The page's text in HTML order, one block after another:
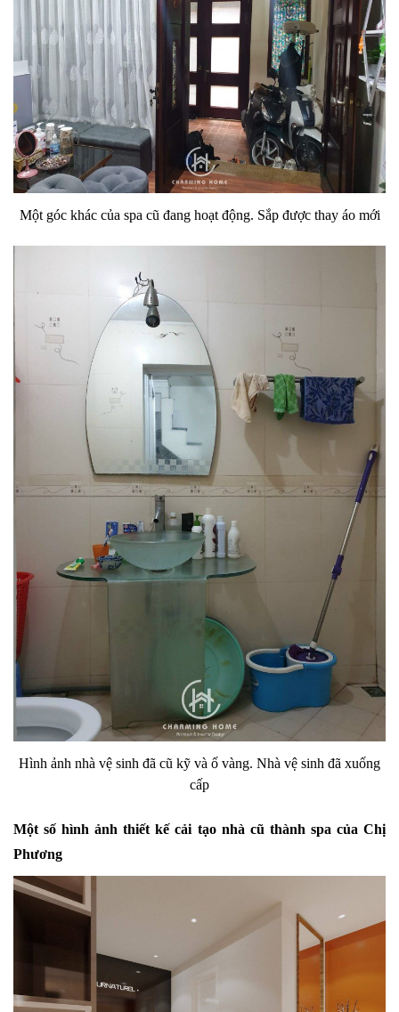
Một góc khác của spa cũ đang hoạt động. Sắp được thay áo mới
Hình ảnh nhà vệ sinh đã cũ kỹ và ố vàng. Nhà vệ sinh đã xuống
cấp
Một số hình ảnh thiết kế cải tạo nhà cũ thành spa của Chị
Phương